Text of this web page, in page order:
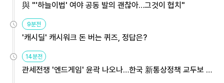
與 "'하늘이법' 여야 공동 발의 괜찮아…그것이 협치"
9분전
'캐시딜' 캐시워크 돈 버는 퀴즈, 정답은?
14분전
관세전쟁 '엔드게임' 윤곽 나오나…한국 新통상정책 교두보 활